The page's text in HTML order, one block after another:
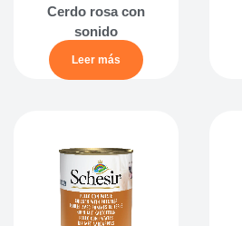
Cerdo rosa con
sonido
Leer más